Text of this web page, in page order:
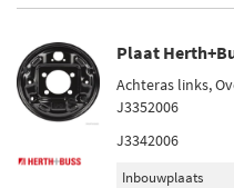
Plaat
Achteras links,
J3352006
J3342006
Inbouwplaats